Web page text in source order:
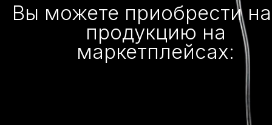
Вы можете приобрести
продукцию на
маркетплейсах: